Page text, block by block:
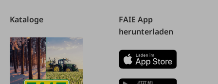
Kataloge
FAIE App
herunterladen